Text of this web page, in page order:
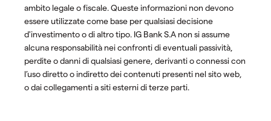
ambito legale o fiscale. Queste informazioni non devono
essere utilizzate come base per qualsiasi decisione
d'investimento o di altro tipo. IG Bank S.A non si assume
alcuna responsabilità nei confronti di eventuali passività,
perdite o danni di qualsiasi genere, derivanti o connessi con
l’uso diretto o indiretto dei contenuti presenti nel sito web,
o dai collegamenti a siti esterni di terze parti.